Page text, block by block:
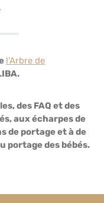
l'Arbre de
des FAQ et des
aux écharpes de
de portage et à de
portage des bébés.